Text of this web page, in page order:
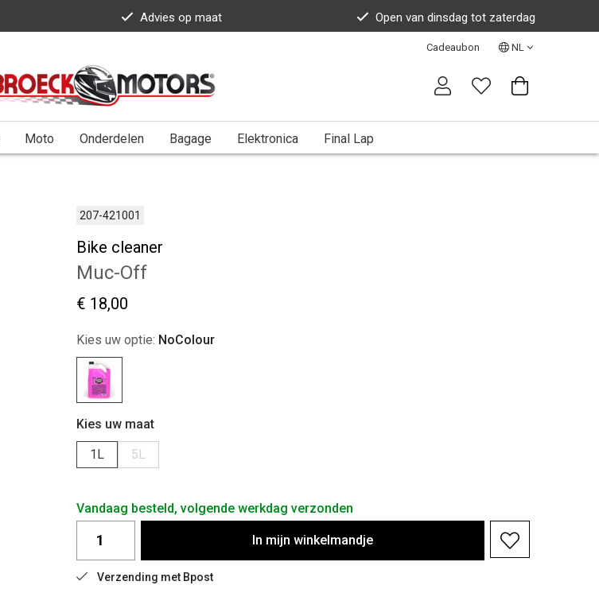
Advies op maat Open van dinsdag tot zaterdag
Cadeaubon NL
Moto Onderdelen Bagage Elektronica Final Lap
207-421001
Bike cleaner
Muc-Off
€ 18,00
Kies uw optie: NoColour
Kies uw maat
1L
5L
Vandaag besteld, volgende werkdag verzonden
In mijn winkelmandje
Verzending met Bpost